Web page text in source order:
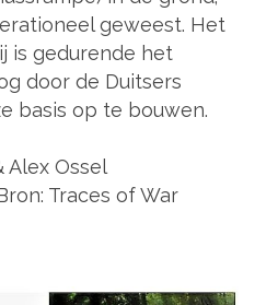
geweest. Het
is gedurende het
door de Duitsers
basis op te bouwen.
Alex Ossel
Traces of War